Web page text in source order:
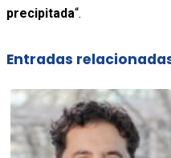
precipitada“.
Entradas